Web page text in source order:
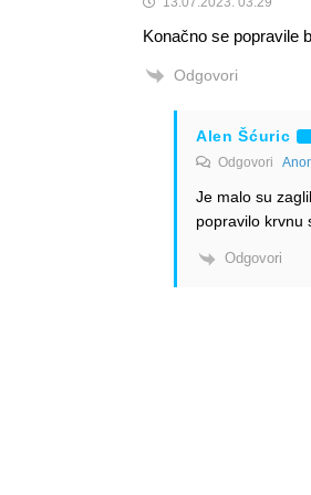
Konačno se popravile
Odgovori
Alen Šćuric
Odgovori
Je malo su
popravilo krvnu
Odgovori